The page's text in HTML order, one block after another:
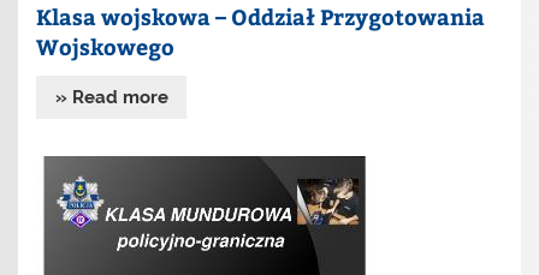
Klasa wojskowa – Oddział Przygotowania
Wojskowego
» Read more